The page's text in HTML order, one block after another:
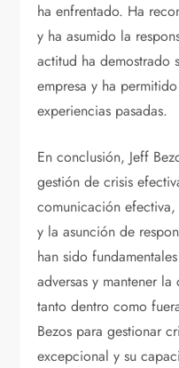
ha enfrentado. Ha
y ha asumido la
actitud ha demostrado
empresa y ha
experiencias pasadas.
En conclusión, Jeff
gestión de crisis
comunicación
y la asunción de
han sido
adversas y mantener
tanto dentro como
Bezos para gestionar
excepcional y su